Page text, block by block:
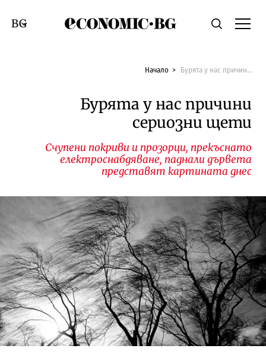
Economic.bgТърсене
Смяна на език
Начало Бурята у нас причини сериозни щети
Бурята у нас причини
сериозни щети
Счупени покриви и прозорци, прекъснато
електроснабдяване, паднали дървета
представят картината днес